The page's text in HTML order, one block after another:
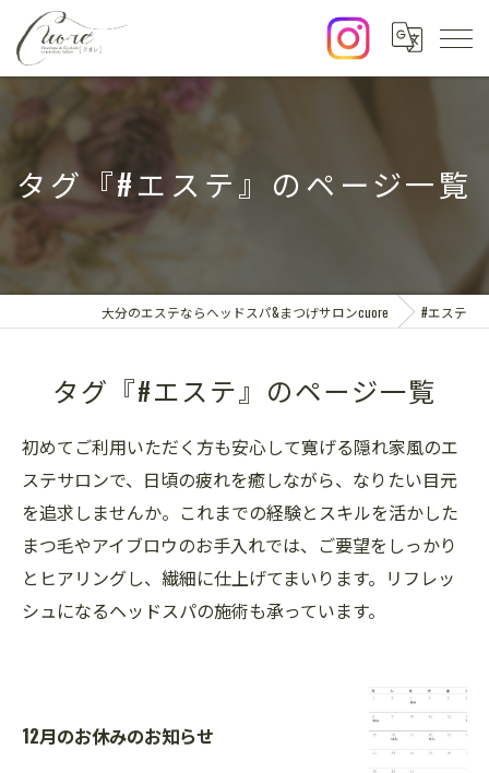
タグ『#エステ』のページ一覧
大分のエステならヘッドスパ&まつげサロンcuore #エステ
タグ『#エステ』のページ一覧
初めてご利用いただく方も安心して寛げる隠れ家風のエ
ステサロンで、日頃の疲れを癒しながら、なりたい目元
を追求しませんか。これまでの経験とスキルを活かした
まつ毛やアイブロウのお手入れでは、ご要望をしっかり
とヒアリングし、繊細に仕上げてまいります。リフレッ
シュになるヘッドスパの施術も承っています。
12月のお休みのお知らせ